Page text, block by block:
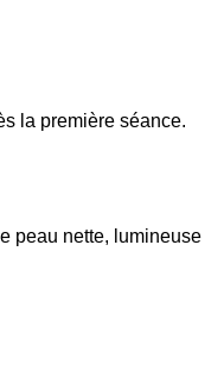
la première séance.
peau nette, lumineuse